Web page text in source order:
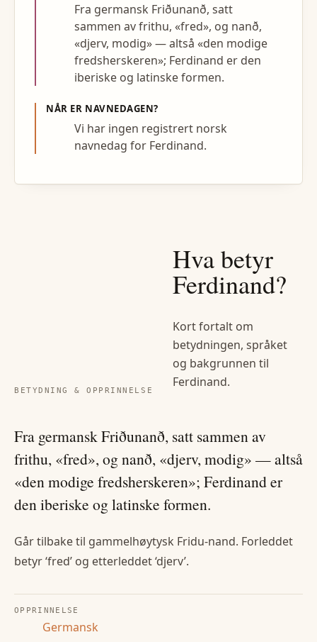
Fra germansk Friðunanð, satt
sammen av frithu, «fred», og nanð,
«djerv, modig» — altså «den modige
fredsherskeren»; Ferdinand er den
iberiske og latinske formen.
NÅR ER NAVNEDAGEN?
Vi har ingen registrert norsk
navnedag for Ferdinand.
BETYDNING & OPPRINNELSE
Hva betyr
Ferdinand?
Kort fortalt om
betydningen, språket
og bakgrunnen til
Ferdinand.
Fra germansk Friðunanð, satt sammen av
frithu, «fred», og nanð, «djerv, modig» — altså
«den modige fredsherskeren»; Ferdinand er
den iberiske og latinske formen.
Går tilbake til gammelhøytysk Fridu-nand. Forleddet
betyr ‘fred’ og etterleddet ‘djerv’.
OPPRINNELSE
Germansk